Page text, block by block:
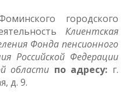
городского
Клиентская
Фонда пенсионного
Российской Федерации
области по адресу: г.
д. 9.